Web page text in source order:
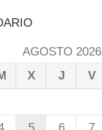
AGOSTO 2026
X J V